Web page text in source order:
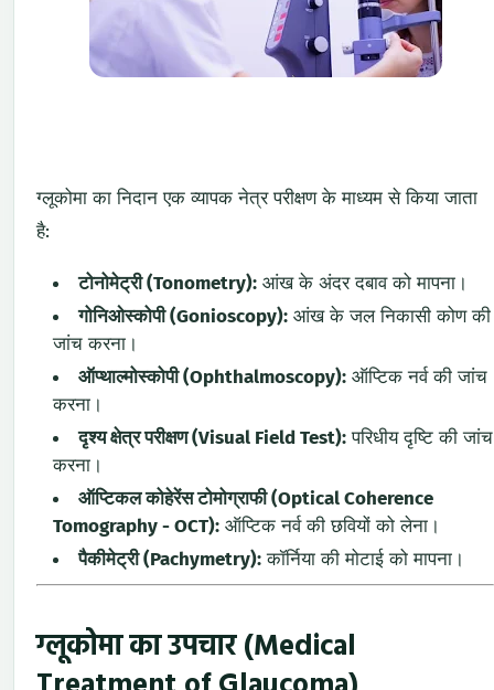
ग्लूकोमा का निदान एक व्यापक नेत्र परीक्षण के माध्यम से किया जाता
है:
टोनोमेट्री (Tonometry): आंख के अंदर दबाव को मापना।
गोनिओस्कोपी (Gonioscopy): आंख के जल निकासी कोण की
जांच करना।
ऑप्थाल्मोस्कोपी (Ophthalmoscopy): ऑप्टिक नर्व की जांच
करना।
दृश्य क्षेत्र परीक्षण (Visual Field Test):परिधीय दृष्टि की जांच
करना।
ऑप्टिकल कोहेरेंस टोमोग्राफी (Optical Coherence
Tomography - OCT): ऑप्टिक नर्व की छवियों को लेना।
पैकीमेट्री (Pachymetry):कॉर्निया की मोटाई को मापना।
ग्लूकोमा का उपचार (Medical